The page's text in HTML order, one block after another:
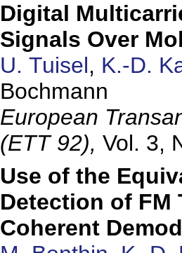
Digital
Signals Over
U. Tuisel, K.-D.
Bochmann
European
(ETT 92), Vol. 3,
Use of the
Detection of FM
Coherent